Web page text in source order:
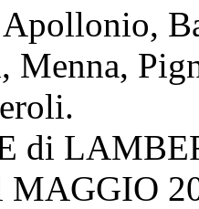
Menna,
di
MAGGIO